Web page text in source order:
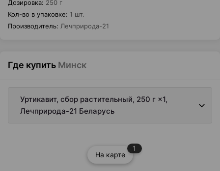
Дозировка: 250 г
Кол-во в упаковке: 1 шт.
Производитель: Лечприрода-21
Где купить Минск
Уртикавит, сбор растительный, 250 г ×1,
Лечприрода-21 Беларусь
На карте
1